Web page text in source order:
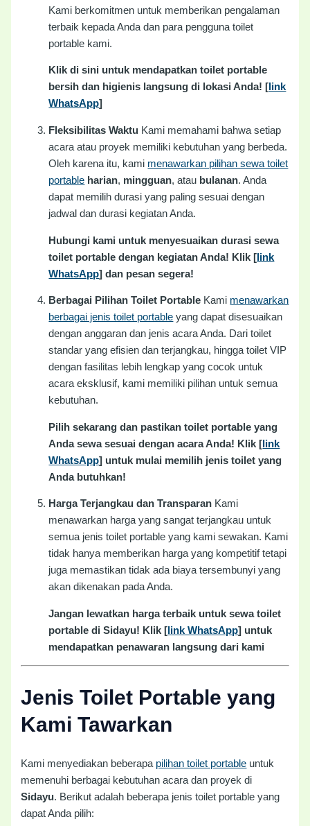
Kami berkomitmen untuk memberikan pengalaman
terbaik kepada Anda dan para pengguna toilet
portable kami.
Klik di sini untuk mendapatkan toilet portable
bersih dan higienis langsung di lokasi Anda! [ link
WhatsApp]
Fleksibilitas Waktu Kami memahami bahwa setiap
acara atau proyek memiliki kebutuhan yang berbeda.
Oleh karena itu, kami menawarkan pilihan sewa toilet
portable harian, mingguan, atau bulanan. Anda
dapat memilih durasi yang paling sesuai dengan
jadwal dan durasi kegiatan Anda.
Hubungi kami untuk menyesuaikan durasi sewa
toilet portable dengan kegiatan Anda! Klik [link
WhatsApp] dan pesan segera!
Berbagai Pilihan Toilet Portable Kami menawarkan
berbagai jenis toilet portable yang dapat disesuaikan
dengan anggaran dan jenis acara Anda. Dari toilet
standar yang efisien dan terjangkau, hingga toilet VIP
dengan fasilitas lebih lengkap yang cocok untuk
acara eksklusif, kami memiliki pilihan untuk semua
kebutuhan.
Pilih sekarang dan pastikan toilet portable yang
Anda sewa sesuai dengan acara Anda! Klik [ link
WhatsApp] untuk mulai memilih jenis toilet yang
Anda butuhkan!
Harga Terjangkau dan Transparan Kami
menawarkan harga yang sangat terjangkau untuk
semua jenis toilet portable yang kami sewakan. Kami
tidak hanya memberikan harga yang kompetitif tetapi
juga memastikan tidak ada biaya tersembunyi yang
akan dikenakan pada Anda.
Jangan lewatkan harga terbaik untuk sewa toilet
portable di Sidayu! Klik [ link WhatsApp] untuk
mendapatkan penawaran langsung dari kami
Jenis Toilet Portable yang
Kami Tawarkan
Kami menyediakan beberapa pilihan toilet portable untuk
memenuhi berbagai kebutuhan acara dan proyek di
Sidayu. Berikut adalah beberapa jenis toilet portable yang
dapat Anda pilih: